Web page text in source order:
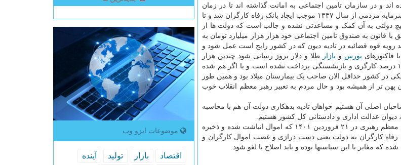
خودرا ذخیره کرده اند و در سازمان تامین اجتماعی به امانت گذاشته اند تا در زمان
بازنشستگی، از کار افتادگی، بیماری و… از آن بهره مند شوند و این انباشت سرمایه مردمی از سال ۱۳۳۷ موجب ایجاد بانک رفاه کارگران شد و تا
هیچ دولتی به آن کمک و مساعدتی نشده و جالب است که دولت ها از
عدم پرداخت حق بیمه ۳ درصدی خود منطبق با قانون به صندوق تامین اجتماعی خود هزار هزار میلیارد تومان به
رویه قوه قضائیه در تادیه دیون که در کشور رایج است عمل شود و
فاکتورهای بورس و بازار طلا و دلار بروز رسانی شود چندین هزار
هزار میلیارد تومان بدهی می شود که هنوز از طرف دولت ها به سازمان ۱۰۰ درصد کارگری و بازنشستگی پرداخت نشده است و یا اگر هم شده
کشور حداقل الان صاحب یک بیمارستان میلاد بود و همین طور
تر از همیشه بود و حال مردم به تعبیر رهبر معظم انقلاب خوب
اصلی آن هستیم خواهان تادیه بدهکاری دولت آن هم با محاسبه
عدالت اداری و دادستانی کل کشور هستیم.
این درخواست یعنی عمل به بند ۳ و ۴ سیاستهای ابلاغی تامین اجتماعی مقام معظم رهبری در ۲۱ فروردین ۱۴۰۱ که اموال انباشت شده و ذخیره
کارگران به دولت یعنی دست درازی و غصب اموال کارگران و
که مغایر با این سیاستها بوده و باید اصلاح یا لغو شود.
موضوعات ایزو وب
اقتصاد بازار تولید
آینده